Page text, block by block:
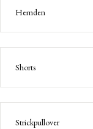
Hemden
Shorts
Strickpullover